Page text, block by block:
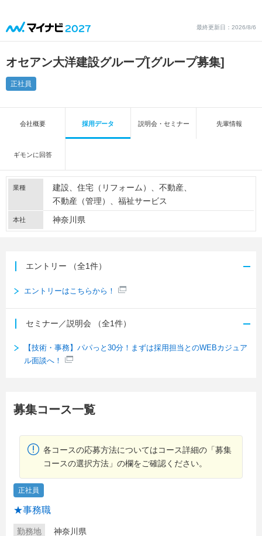
最終更新日：2026/8/6
オセアン大洋建設グループ[グループ募集]
正社員
会社概要 採用データ 説明会・セミナー 先輩情報
ギモンに回答
業種 建設 住宅（リフォーム）
不動産
不動産（管理）
福祉サービス
本社 神奈川県
エントリー （全1件）
エントリーはこちらから！
セミナー／説明会 （全1件）
【技術・事務】パパっと30分！まずは採用担当とのWEBカジュア
ル面談へ！
募集コース一覧
各コースの応募方法についてはコース詳細の「募集
コースの選択方法」の欄をご確認ください。
正社員
★事務職
勤務地 神奈川県